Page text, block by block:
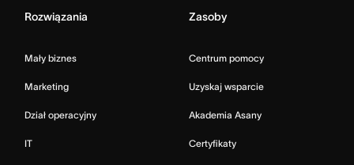
Rozwiązania
Mały biznes
Marketing
Dział operacyjny
IT
Zasoby
Centrum pomocy
Uzyskaj wsparcie
Akademia Asany
Certyfikaty